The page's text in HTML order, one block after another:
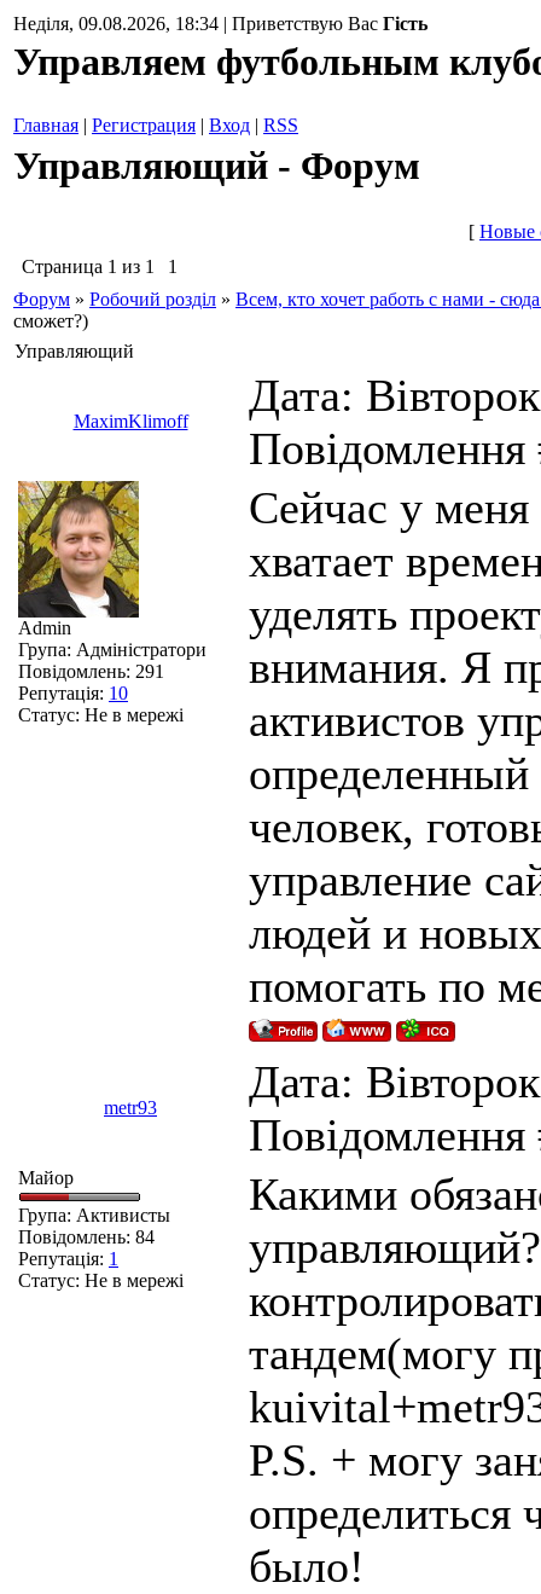
Неділя, 09.08.2026, 18:34 | Приветствую Вас Гість
Управляем футбольным
Главная | Регистрация | Вход | RSS
Управляющий - Форум
[ Новые
Страница 1 из 1
1
Форум » Робочий розділ » Всем, кто хочет работь с нами -
сможет?)
Управляющий
MaximKlimoff
Дата:
Admin
Група: Адміністратори
Повідомлень: 291
Репутація: 10
Статус: Не в мережі
Сейчас у меня
хватает
уделять
внимания. Я
активистов
определенный
человек,
управление
людей и
помогать по
metr93
Дата:
Майор
Група: Активисты
Повідомлень: 84
Репутація: 1
Статус: Не в мережі
Какими
тандем(могу
P.S. + могу
определиться
было!